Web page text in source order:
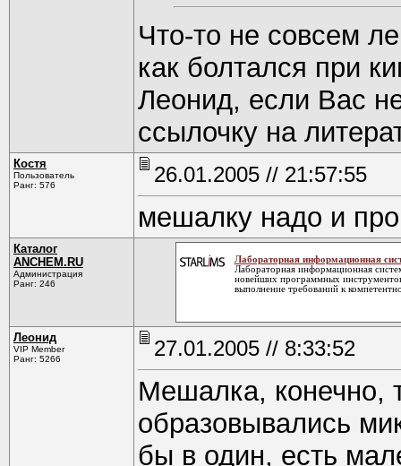
Что-то не совсем
как болтался при
Леонид, если Вас
ссылочку на
Костя
Пользователь
Ранг: 576
26.01.2005 // 21:57:55
мешалку надо и
Каталог
ANCHEM.RU
Администрация
Ранг: 246
Лабораторная информационная
Лабораторная информационная
новейших программных
выполнение требований к
Леонид
VIP Member
Ранг: 5266
27.01.2005 // 8:33:52
Мешалка, конечно,
образовывались
бы в один, есть